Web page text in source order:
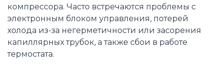
компрессора. Часто встречаются проблемы с
электронным блоком управления, потерей
холода из-за негерметичности или засорения
капиллярных трубок, а также сбои в работе
термостата.